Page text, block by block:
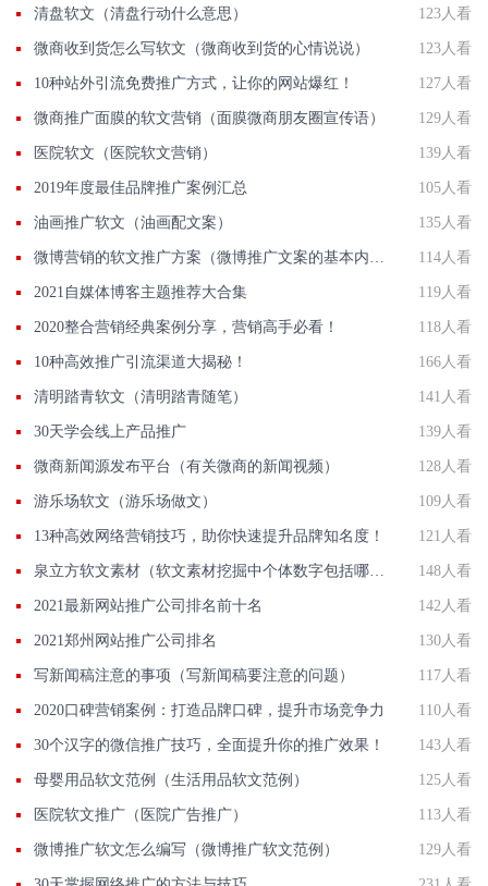
清盘软文（清盘行动什么意思） 123人看
微商收到货怎么写软文（微商收到货的心情说说） 123人看
10种站外引流免费推广方式，让你的网站爆红！ 127人看
微商推广面膜的软文营销（面膜微商朋友圈宣传语） 129人看
医院软文（医院软文营销） 139人看
2019年度最佳品牌推广案例汇总 105人看
油画推广软文（油画配文案） 135人看
微博营销的软文推广方案（微博推广文案的基本内容有哪些） 114人看
2021自媒体博客主题推荐大合集 119人看
2020整合营销经典案例分享，营销高手必看！ 118人看
10种高效推广引流渠道大揭秘！ 166人看
清明踏青软文（清明踏青随笔） 141人看
30天学会线上产品推广 139人看
微商新闻源发布平台（有关微商的新闻视频） 128人看
游乐场软文（游乐场做文） 109人看
13种高效网络营销技巧，助你快速提升品牌知名度！ 121人看
泉立方软文素材（软文素材挖掘中个体数字包括哪些） 148人看
2021最新网站推广公司排名前十名 142人看
2021郑州网站推广公司排名 130人看
写新闻稿注意的事项（写新闻稿要注意的问题） 117人看
2020口碑营销案例：打造品牌口碑，提升市场竞争力 110人看
30个汉字的微信推广技巧，全面提升你的推广效果！ 143人看
母婴用品软文范例（生活用品软文范例） 125人看
医院软文推广（医院广告推广） 113人看
微博推广软文怎么编写（微博推广软文范例） 129人看